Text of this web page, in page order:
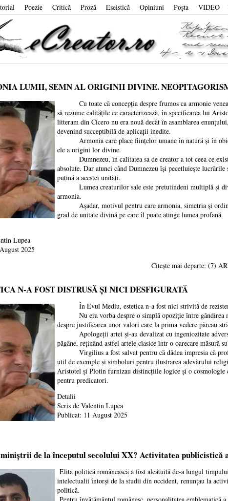
Poezie Critică Proză Eseistică Opiniuni Poşta VIDEO
LUMII, SEMN AL ORIGINII DIVINE.
Cu toate că concepția despre frumos ca armonie venea
să rezume calitățile ce caracterizează, în specificarea lui
litteram din Cicero nu era nouă decât în asamblarea
devenind succeptibilă de aplicații inedite.
Armonia care place ființelor umane în natură și în
ele a origini lor divine.
Dumnezeu, în calitatea sa de creator a tot ceea ce
absolute. Dar atunci când Dumnezeu își pecetluiește
puțină a acestei unități.
Lumea creaturilor sale este pretutindeni multiplă și
armonia.
Așadar, motivul pentru care armonia, simetria și ordinea
grad de unitate divină pe care îl poate atinge lumea profană.
Lupea
2025
Citește mai departe: (7)
N-A FOST DISTRUSĂ ȘI NICI DESFIGURATĂ
În Evul Mediu, estetica n-a fost nici strivită de
Nu era vorba despre o simplă opoziție între gândirea
despre justificarea unor valori care la prima vedere păreau
Apologeții artei și-au devalizat cu ingeniozitate
păgâne, reținând astfel artele clasice într-o oarecare măsură
Virgilius a fost salvat pentru că dădea impresia că
util de exemple și simboluri pentru ilustrarea adevărului
Aristotel și Plotin furnizau distincțiile logice și o cosmologie
pentru predicatori.
Detalii
Scris de Valentin Lupea
Publicat: 11 August 2025
de la începutul secolului XX? Activitatea
Elita politică românească a fost alcătuită de-a lungul
intelectualii întorși de la studii din occident, renunțau la
politică.